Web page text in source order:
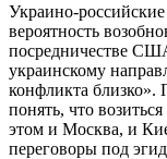
Украино-
вероятность
посредничестве
украинскому
конфликта близко».
понять, что
этом и Москва, и
переговоры под